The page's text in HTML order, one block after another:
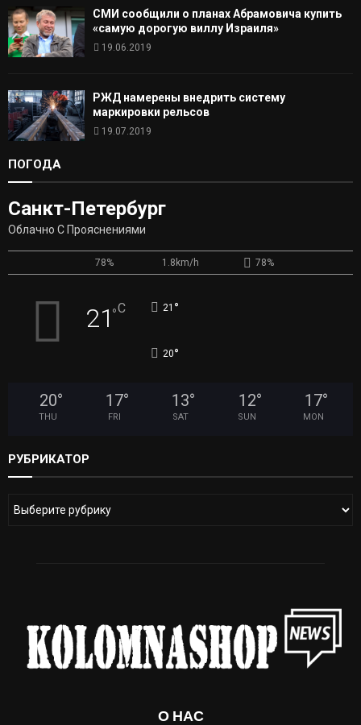
СМИ сообщили о планах Абрамовича купить
«самую дорогую виллу Израиля»
19.06.2019
РЖД намерены внедрить систему
маркировки рельсов
19.07.2019
ПОГОДА
Санкт-Петербург
Облачно С Прояснениями
78% 1.8km/h 78%
21°C 21 °
20°
20°
THU
17°
FRI
13°
SAT
12°
SUN
17°
MON
РУБРИКАТОР
О НАС